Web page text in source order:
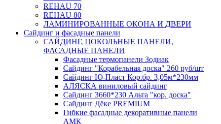
REHAU 70
REHAU 80
ЛАМИНИРОВАННЫЕ ОКОНА И ДВЕРИ
Сайдинг и фасадные панели
САЙДИНГ, ЦОКОЛЬНЫЕ ПАНЕЛИ,
ФАСАДНЫЕ ПАНЕЛИ
Фасадные термопанели Зодиак
Сайдинг "Корабельная доска" 260 руб/шт
Сайдинг Ю-Пласт Кор.бр. 3,05м*230мм
АЛЯСКА виниловый сайдинг
Сайдинг 3660*230 Альта "кор. доска"
Сайдинг Дёке PREMIUM
Гибкие фасадные декоративные панели
АМК